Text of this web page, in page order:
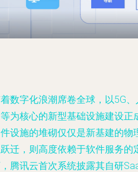
数字化浪潮席卷全球，以5G
为核心的新型基础设施建设
设施的堆砌仅仅是新基建的
迁，则高度依赖于软件服务的
腾讯云首次系统披露其自研